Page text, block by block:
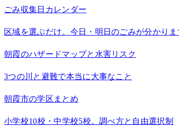
ごみ収集日カレンダー
区域を選ぶだけ。今日・明日のごみが分かりま
朝霞のハザードマップと水害リスク
3つの川と避難で本当に大事なこと
朝霞市の学区まとめ
小学校10校・中学校5校。調べ方と自由選択制